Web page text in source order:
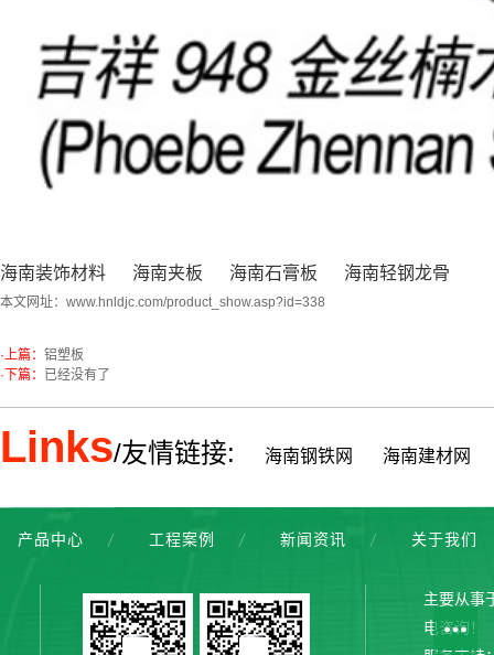
海南装饰材料 海南夹板 海南石膏板 海南轻钢龙骨
本文网址： www.hnldjc.com/product_show.asp?id=338
·上篇： 铝塑板
·下篇： 已经没有了
Links/友情链接: 海南钢铁网 海南建材网
产品中心 工程案例 新闻资讯 关于我们
主要从事
电咨询！